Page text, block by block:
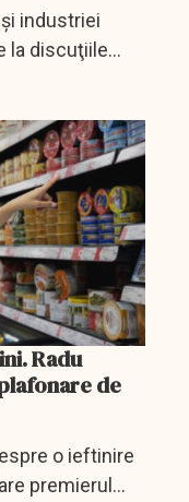
industriei
la discuţiile
de bază,
Radu
de
o ieftinire
premierul